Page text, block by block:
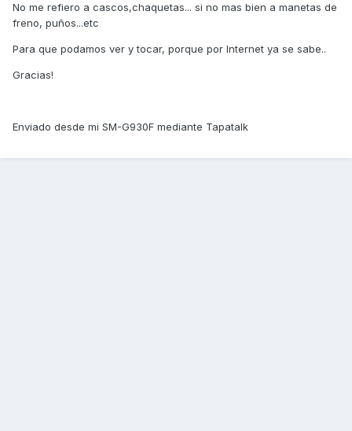
No me refiero a cascos,chaquetas... si no mas bien a manetas de
freno, puños...etc
Para que podamos ver y tocar, porque por Internet ya se sabe..
Gracias!
Enviado desde mi SM-G930F mediante Tapatalk